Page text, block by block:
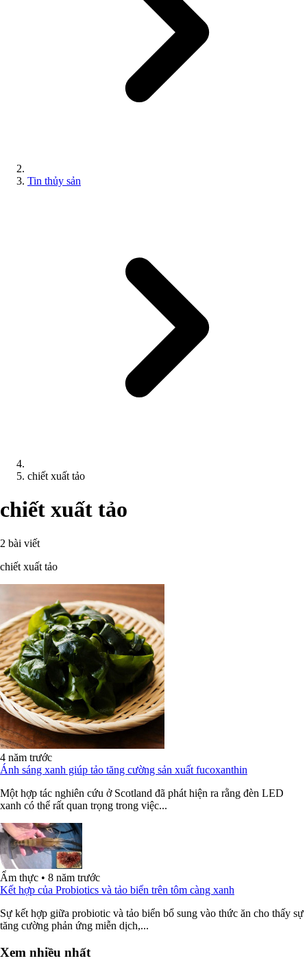
Tin thủy sản
chiết xuất tảo
chiết xuất tảo
2 bài viết
chiết xuất tảo
4 năm trước
Ánh sáng xanh giúp tảo tăng cường sản xuất fucoxanthin
Một hợp tác nghiên cứu ở Scotland đã phát hiện ra rằng đèn LED
xanh có thể rất quan trọng trong việc...
Ẩm thực • 8 năm trước
Kết hợp của Probiotics và tảo biển trên tôm càng xanh
Sự kết hợp giữa probiotic và tảo biển bổ sung vào thức ăn cho thấy sự
tăng cường phản ứng miễn dịch,...
Xem nhiều nhất